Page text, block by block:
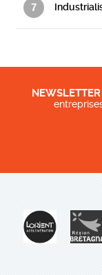
7
NEWSLETTER